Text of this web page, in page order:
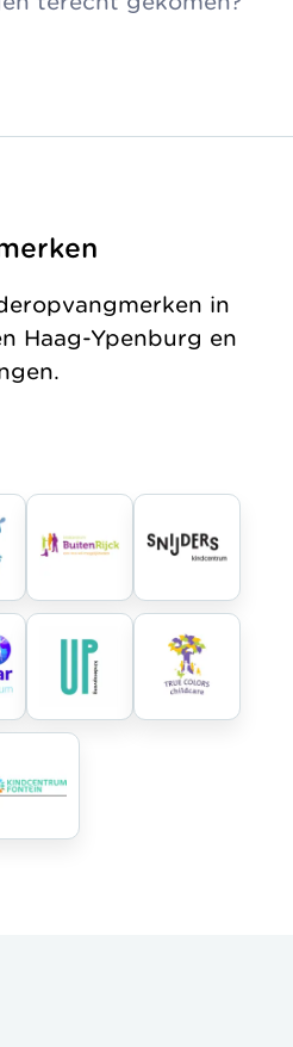
in
Haag-Ypenburg en